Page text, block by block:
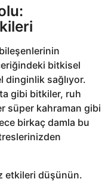
bitkisel
dinginlik sağlıyor.
gibi bitkiler, ruh
süper kahraman gibi
birkaç damla bu
etkileri düşünün.